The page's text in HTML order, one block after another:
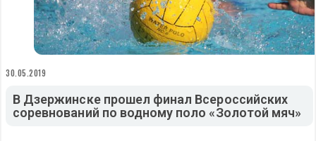
30.05.2019
В Дзержинске прошел финал Всероссийских
соревнований по водному поло «Золотой мяч»